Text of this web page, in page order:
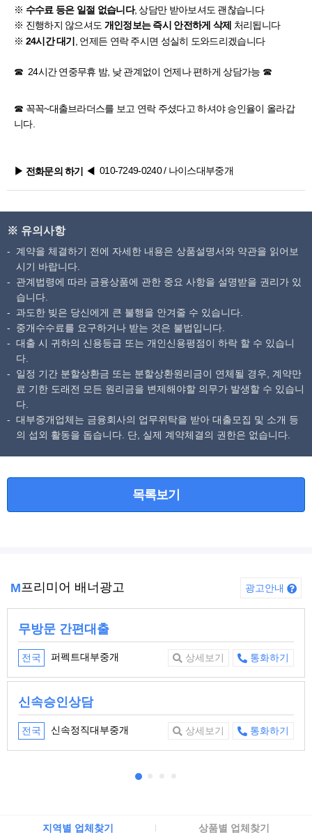
※ 수수료 등은 일절 없습니다, 상담만 받아보셔도 괜찮습니다
※ 진행하지 않으셔도 개인정보는 즉시 안전하게 삭제 처리됩니다
※ 24시간 대기 , 언제든 연락 주시면 성실히 도와드리겠습니다
☎ 24시간 연중무휴 밤, 낮 관계없이 언제나 편하게 상담가능 ☎
☎ 꼭꼭~대출브라더스를 보고 연락 주셨다고 하셔야 승인율이 올라갑
니다.
▶ 전화문의 하기 ◀ 010-7249-0240/ 나이스대부중개
※ 유의사항
계약을 체결하기 전에 자세한 내용은 상품설명서와 약관을 읽어보
시기 바랍니다.
관계법령에 따라 금융상품에 관한 중요 사항을 설명받을 권리가 있
습니다.
과도한 빚은 당신에게 큰 불행을 안겨줄 수 있습니다.
중개수수료를 요구하거나 받는 것은 불법입니다.
대출 시 귀하의 신용등급 또는 개인신용평점이 하락 할 수 있습니
다.
일정 기간 분할상환금 또는 분할상환원리금이 연체될 경우, 계약만
료 기한 도래전 모든 원리금을 변제해야할 의무가 발생할 수 있습니
다.
대부중개업체는 금융회사의 업무위탁을 받아 대출모집 및 소개 등
의 섭외 활동을 돕습니다. 단, 실제 계약체결의 권한은 없습니다.
목록보기
M프리미어 배너광고 광고안내
무방문 간편대출
전국 퍼펙트대부중개 상세보기 통화하기
신속승인상담
전국 신속정직대부중개 상세보기 통화하기
지역별 업체찾기 상품별 업체찾기